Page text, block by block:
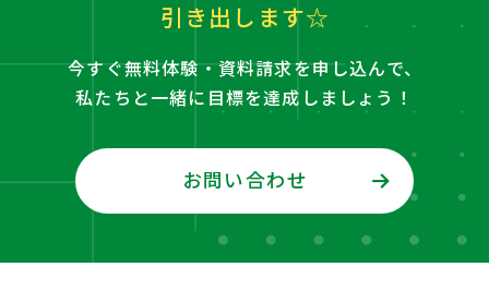
引き出します☆
今すぐ無料体験・資料請求を申し込んで、
私たちと一緒に目標を達成しましょう！
お問い合わせ